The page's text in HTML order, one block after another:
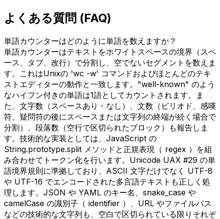
よくある質問 (FAQ)
単語カウンターはどのように単語を数えますか？
単語カウンターはテキストをホワイトスペースの境界（スペ
ース、タブ、改行）で分割し、空でないセグメントを数えま
す。これはUnixの 'wc -w' コマンドおよびほとんどのテキ
ストエディターの動作と一致します。"well-known" のよう
なハイフン付きの単語は1語としてカウントされます。ま
た、文字数（スペースあり・なし）、文数（ピリオド、感嘆
符、疑問符の後にスペースまたは文字列の終端が続く場合で
分割）、段落数（空行で区切られたブロック）も報告しま
す。技術的な実装としては、JavaScript の
String.prototype.split メソッドと正規表現（ regex ）を組
み合わせてトークン化を行います。Unicode UAX #29 の単
語境界規則に準拠しており、ASCII 文字だけでなく UTF-8
や UTF-16 でエンコードされた多言語テキストも正しく処
理します。JSON や YAML のキー名、snake_case や
camelCase の識別子（ identifier ）、URL やファイルパス
などの技術的な文字列も、空白で区切られている限りそれぞ